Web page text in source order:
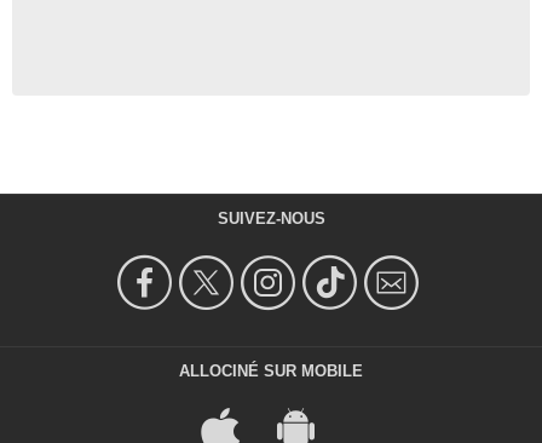
SUIVEZ-NOUS
ALLOCINÉ SUR MOBILE